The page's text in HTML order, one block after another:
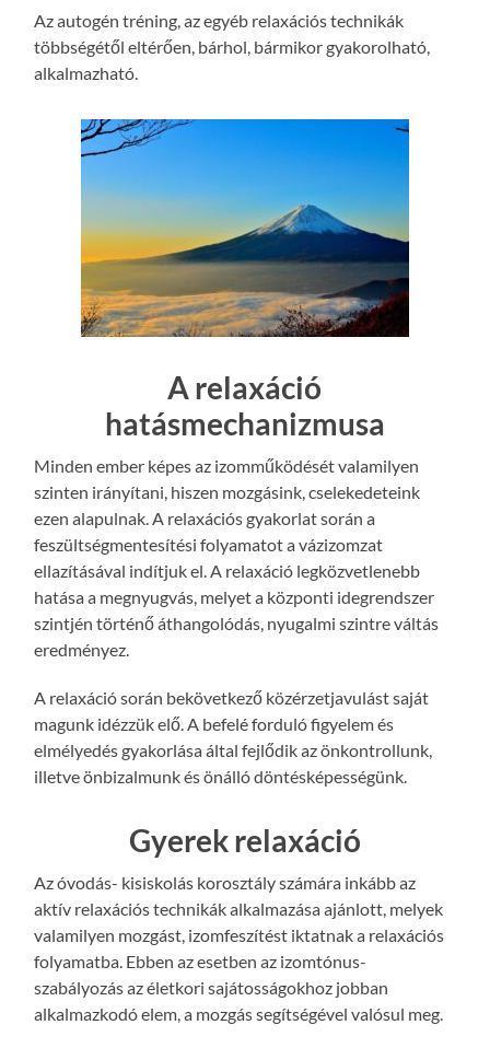
Az autogén tréning, az egyéb relaxációs technikák
többségétől eltérően, bárhol, bármikor gyakorolható,
alkalmazható.
A relaxáció
hatásmechanizmusa
Minden ember képes az izomműködését valamilyen
szinten irányítani, hiszen mozgásink, cselekedeteink
ezen alapulnak. A relaxációs gyakorlat során a
feszültségmentesítési folyamatot a vázizomzat
ellazításával indítjuk el. A relaxáció legközvetlenebb
hatása a megnyugvás, melyet a központi idegrendszer
szintjén történő áthangolódás, nyugalmi szintre váltás
eredményez.
A relaxáció során bekövetkező közérzetjavulást saját
magunk idézzük elő. A befelé forduló figyelem és
elmélyedés gyakorlása által fejlődik az önkontrollunk,
illetve önbizalmunk és önálló döntésképességünk.
Gyerek relaxáció
Az óvodás- kisiskolás korosztály számára inkább az
aktív relaxációs technikák alkalmazása ajánlott, melyek
valamilyen mozgást, izomfeszítést iktatnak a relaxációs
folyamatba. Ebben az esetben az izomtónus-
szabályozás az életkori sajátosságokhoz jobban
alkalmazkodó elem, a mozgás segítségével valósul meg.